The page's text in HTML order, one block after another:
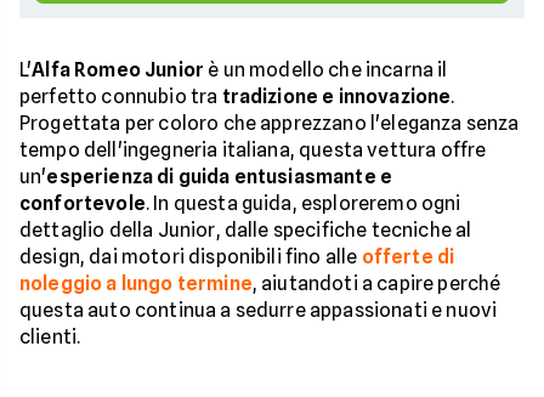
L'Alfa Romeo Junior è un modello che incarna il
perfetto connubio tra tradizione e innovazione.
Progettata per coloro che apprezzano l'eleganza senza
tempo dell'ingegneria italiana, questa vettura offre
un'esperienza di guida entusiasmante e
confortevole. In questa guida, esploreremo ogni
dettaglio della Junior, dalle specifiche tecniche al
design, dai motori disponibili fino alle offerte di
noleggio a lungo termine, aiutandoti a capire perché
questa auto continua a sedurre appassionati e nuovi
clienti.